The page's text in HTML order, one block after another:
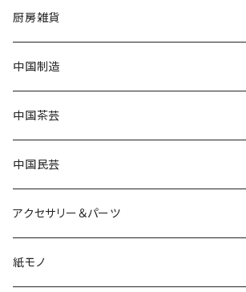
厨房雑貨
中国制造
中国茶芸
中国民芸
アクセサリー＆パーツ
紙モノ